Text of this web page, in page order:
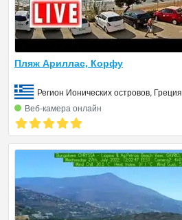
Пляж Ариллас, Корфу
Регион Ионических островов, Греция
Веб‑камера онлайн